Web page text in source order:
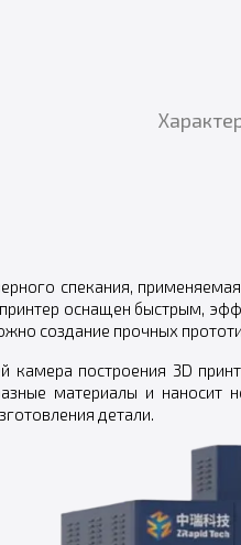
спекания,
оснащен быстрым,
создание прочных
камера построения 3D
материалы и
детали.